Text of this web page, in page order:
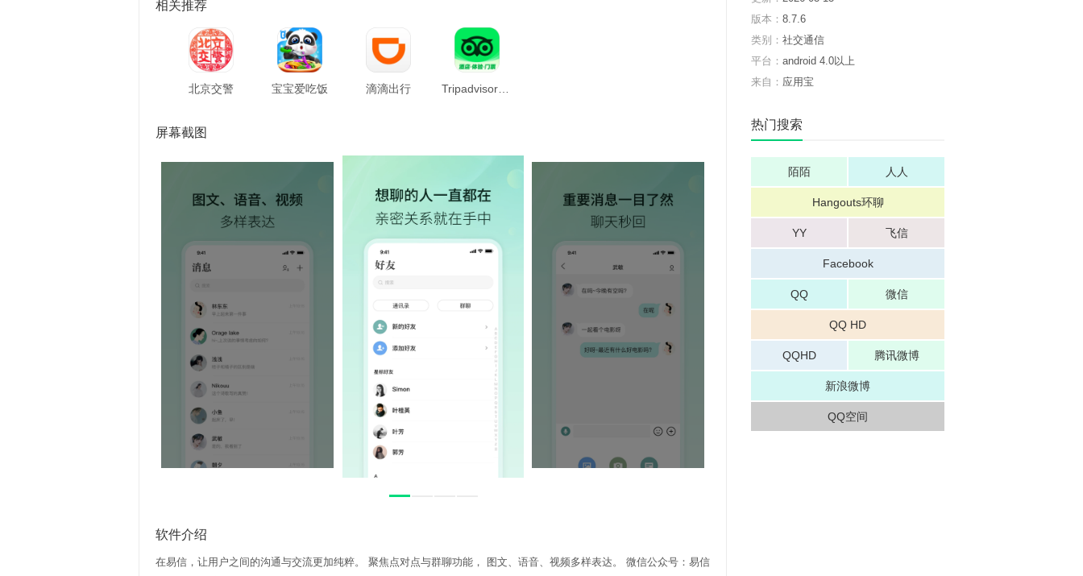
相关推荐
北京交警 宝宝爱吃饭 滴滴出行
屏幕截图
软件介绍
在易信，让用户之间的沟通与交流更加纯粹。 聚焦点对点与群聊功能， 图文、语音、视频多样表达。 微信公众号：易信
版本： 8.7.6
类别： 社交通信
平台： android 4.0以上
来自： 应用宝
热门搜索
陌陌 人人
Hangouts环聊
YY 飞信
Facebook
QQ 微信
QQ HD
QQHD 腾讯微博
新浪微博
QQ空间